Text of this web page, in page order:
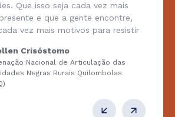
Que isso seja cada vez mais
e que a gente encontre,
vez mais motivos para resistir
Crisóstomo
Nacional de Articulação das
Negras Rurais Quilombolas